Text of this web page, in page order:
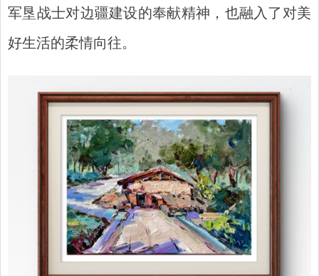
军垦战士对边疆建设的奉献精神，也融入了对美
好生活的柔情向往。